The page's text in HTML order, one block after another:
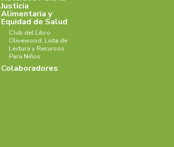
Justicia
Alimentaria y
Equidad de Salud
Club del Libro
Olivewood, Lista de
Lectura y Recursos
Para Niños
Colaboradores